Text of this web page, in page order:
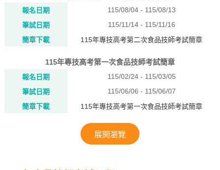
報名日期
115/08/04 - 115/08/13
筆試日期
115/11/14 - 115/11/16
簡章下載
115年專技高考第二次食品技師考試簡章
115年專技高考第一次食品技師考試簡章
報名日期
115/02/24 - 115/03/05
筆試日期
115/06/06 - 115/06/07
簡章下載
115年專技高考第一次食品技師考試簡章
展開瀏覽